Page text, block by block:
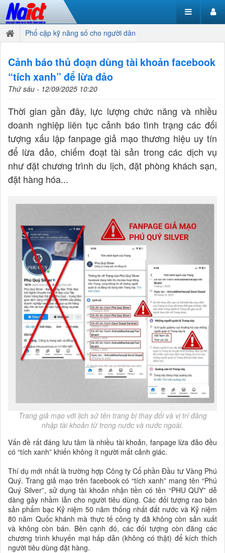
Phổ cập kỹ năng số cho người dân
Cảnh báo thủ đoạn dùng tài khoản facebook
“tích xanh” để lừa đảo
Thứ sáu - 12/09/2025 10:20
Thời gian gần đây, lực lượng chức năng và nhiều
doanh nghiệp liên tục cảnh báo tình trạng các đối
tượng xấu lập fanpage giả mạo thương hiệu uy tín
để lừa đảo, chiếm đoạt tài sản trong các dịch vụ
như đặt chương trình du lịch, đặt phòng khách sạn,
đặt hàng hóa...
Trang giả mạo với lịch sử tên trang bị thay đổi và vị trí đăng
nhập tài khoản từ trong nước và nước ngoài.
Vấn đề rất đáng lưu tâm là nhiều tài khoản, fanpage lừa đảo đều
có “tích xanh” khiến không ít người mất cảnh giác.
Thí dụ mới nhất là trường hợp Công ty Cổ phần Đầu tư Vàng Phú
Quý. Trang giả mạo trên facebook có “tích xanh” mang tên “Phú
Quý Silver”, sử dụng tài khoản nhận tiền có tên “PHU QUY” dễ
dàng gây nhầm lẫn cho người tiêu dùng. Các đối tượng rao bán
sản phẩm bạc Kỷ niệm 50 năm thống nhất đất nước và Kỷ niệm
80 năm Quốc khánh mà thực tế công ty đã không còn sản xuất
và không còn bán. Bên cạnh đó, các đối tượng còn đăng các
chương trình khuyến mại hấp dẫn (không có thật) để kích thích
người tiêu dùng đặt hàng.